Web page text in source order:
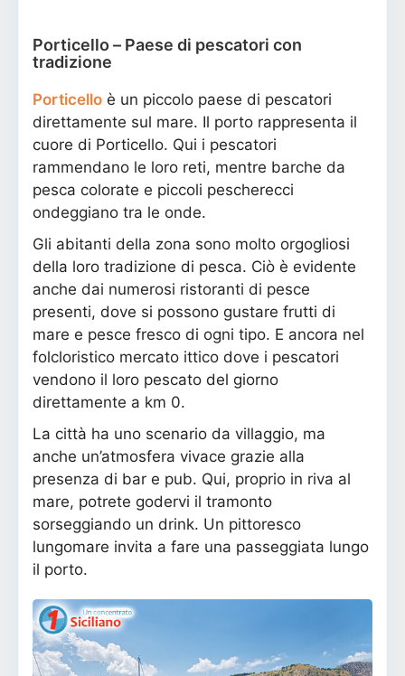
Porticello – Paese di pescatori con
tradizione
Porticello è un piccolo paese di pescatori
direttamente sul mare. Il porto rappresenta il
cuore di Porticello. Qui i pescatori
rammendano le loro reti, mentre barche da
pesca colorate e piccoli pescherecci
ondeggiano tra le onde.
Gli abitanti della zona sono molto orgogliosi
della loro tradizione di pesca. Ciò è evidente
anche dai numerosi ristoranti di pesce
presenti, dove si possono gustare frutti di
mare e pesce fresco di ogni tipo. E ancora nel
folcloristico mercato ittico dove i pescatori
vendono il loro pescato del giorno
direttamente a km 0.
La città ha uno scenario da villaggio, ma
anche un’atmosfera vivace grazie alla
presenza di bar e pub. Qui, proprio in riva al
mare, potrete godervi il tramonto
sorseggiando un drink. Un pittoresco
lungomare invita a fare una passeggiata lungo
il porto.